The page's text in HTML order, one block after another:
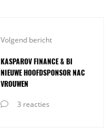
Volgend bericht
KASPAROV FINANCE & BI
NIEUWE HOOFDSPONSOR NAC
VROUWEN
3 reacties